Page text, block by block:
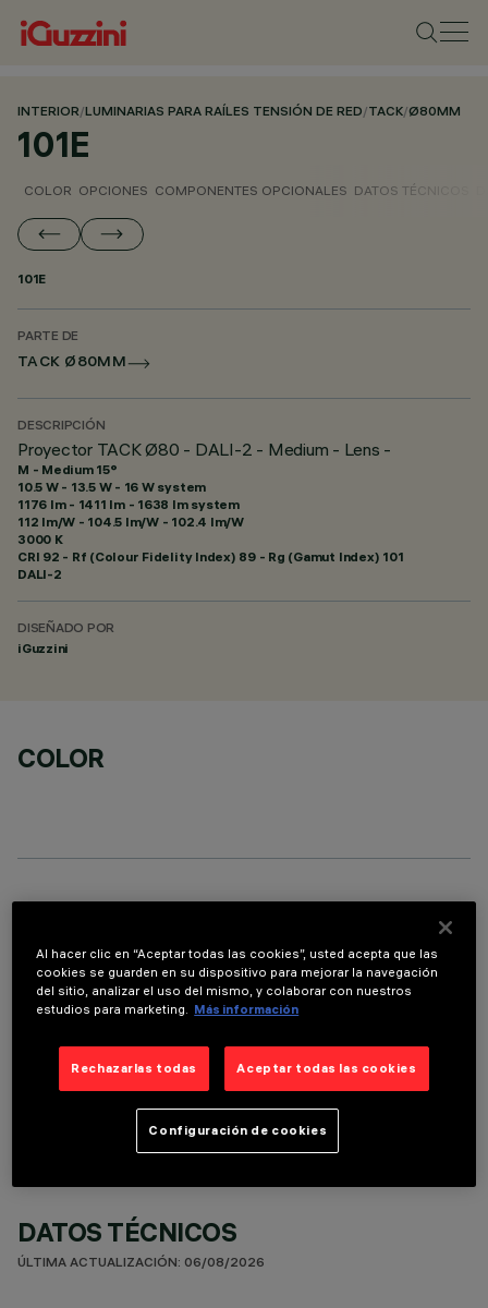
INTERIOR/LUMINARIAS PARA RAÍLES TENSIÓN DE RED/TACK/Ø80MM
101E
COLOR OPCIONES COMPONENTES OPCIONALES DATOS TÉCNICOS
101E
PARTE DE
TACK Ø80MM
DESCRIPCIÓN
Proyector TACK Ø80 - DALI-2 - Medium - Lens -
M - Medium 15°
10.5 W - 13.5 W - 16 W system
1176 lm - 1411 lm - 1638 lm system
112 lm/W - 104.5 lm/W - 102.4 lm/W
3000 K
CRI 92 - Rf (Colour Fidelity Index) 89 - Rg (Gamut Index) 101
DALI-2
DISEÑADO POR
iGuzzini
COLOR
COMPONENTES OPCIONALES
DATOS TÉCNICOS
ÚLTIMA ACTUALIZACIÓN: 06/08/2026
Al hacer clic en “Aceptar todas las cookies”, usted acepta que las
cookies se guarden en su dispositivo para mejorar la navegación
del sitio, analizar el uso del mismo, y colaborar con nuestros
estudios para marketing. Más información
Rechazarlas todas Aceptar todas las cookies
Configuración de cookies